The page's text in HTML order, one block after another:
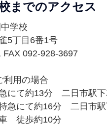
までのアクセス
学校
5丁目6番1号
092-928-3697
利用の場合
にて約13分 二日市駅
急にて約16分 二日市
徒歩約10分